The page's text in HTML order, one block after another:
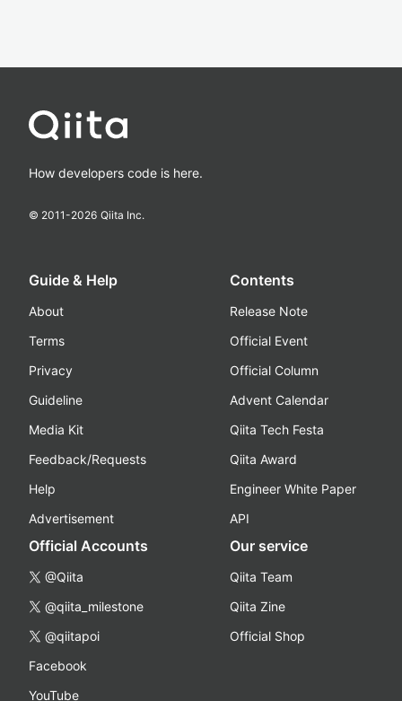
How developers code is here.
© 2011-2026 Qiita Inc.
Guide & Help
About
Terms
Privacy
Guideline
Media Kit
Feedback/Requests
Help
Advertisement
Contents
Release Note
Official Event
Official Column
Advent Calendar
Qiita Tech Festa
Qiita Award
Engineer White Paper
API
Official Accounts
@Qiita
@qiita_milestone
@qiitapoi
Facebook
YouTube
Our service
Qiita Team
Qiita Zine
Official Shop